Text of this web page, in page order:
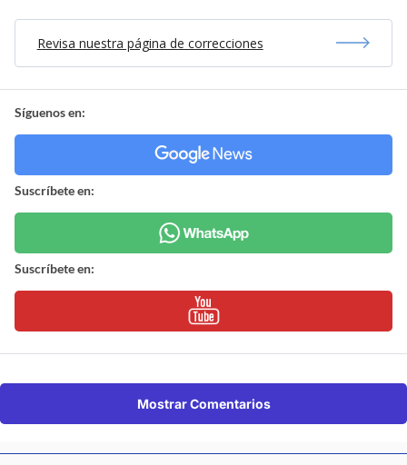
Revisa nuestra página de correcciones
Síguenos en:
Suscríbete en:
Suscríbete en:
Mostrar Comentarios